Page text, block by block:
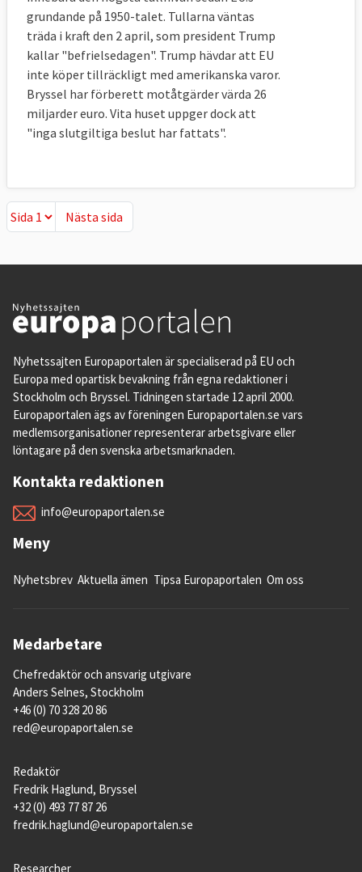
grundande på 1950-talet. Tullarna väntas
träda i kraft den 2 april, som president Trump
kallar "befrielsedagen". Trump hävdar att EU
inte köper tillräckligt med amerikanska varor.
Bryssel har förberett motåtgärder värda 26
miljarder euro. Vita huset uppger dock att
"inga slutgiltiga beslut har fattats".
Nästa sida
Nästa sida
Nyhetssajten Europaportalen är specialiserad på EU och
Europa med opartisk bevakning från egna redaktioner i
Stockholm och Bryssel. Tidningen startade 12 april 2000.
Europaportalen ägs av föreningen Europaportalen.se vars
medlemsorganisationer representerar arbetsgivare eller
löntagare på den svenska arbetsmarknaden.
Kontakta redaktionen
info@europaportalen.se
Meny
Nyhetsbrev Aktuella ämen Tipsa Europaportalen Om oss
Medarbetare
Chefredaktör och ansvarig utgivare
Anders Selnes, Stockholm
+46 (0) 70 328 20 86
red@europaportalen.se
Redaktör
Fredrik Haglund, Bryssel
+32 (0) 493 77 87 26
fredrik.haglund@europaportalen.se
Researcher